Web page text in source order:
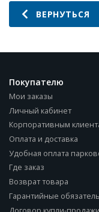
ВЕРНУТЬСЯ
Покупателю
Мои заказы
Личный кабинет
Корпоративным
Оплата и доставка
Удобная оплата
Где заказ
Возврат товара
Гарантийные